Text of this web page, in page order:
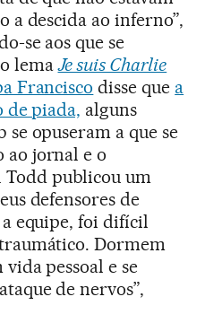
a descida ao inferno”,
se aos que se
lemaJe suis Charlie
Francisco disse que a
de piada, alguns
opuseram a que se
ao jornal e o
publicou um
defensores de
equipe, foi difícil
Dormem
pessoal e se
de nervos”,